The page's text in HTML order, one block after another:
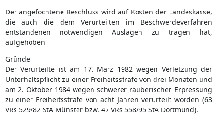
Der angefochtene Beschluss wird auf Kosten der Landeskasse,
die auch die dem Verurteilten im Beschwerdeverfahren
entstandenen notwendigen Auslagen zu tragen hat,
aufgehoben.
Gründe:
Der Verurteilte ist am 17. März 1982 wegen Verletzung der
Unterhaltspflicht zu einer Freiheitsstrafe von drei Monaten und
am 2. Oktober 1984 wegen schwerer räuberischer Erpressung
zu einer Freiheitsstrafe von acht Jahren verurteilt worden (63
VRs 529/82 StA Münster bzw. 47 VRs 558/95 StA Dortmund).